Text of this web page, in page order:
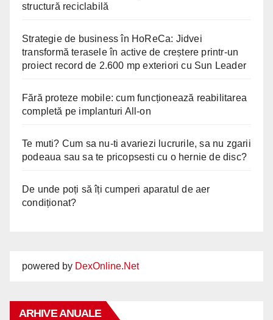
structură reciclabilă
Strategie de business în HoReCa: Jidvei
transformă terasele în active de creștere printr-un
proiect record de 2.600 mp exteriori cu Sun Leader
Fără proteze mobile: cum funcționează reabilitarea
completă pe implanturi All-on
Te muti? Cum sa nu-ti avariezi lucrurile, sa nu zgarii
podeaua sau sa te pricopsesti cu o hernie de disc?
De unde poți să îți cumperi aparatul de aer
condiționat?
powered by DexOnline.Net
ARHIVE ANUALE